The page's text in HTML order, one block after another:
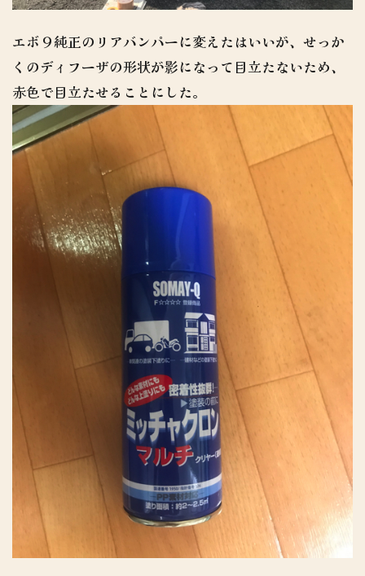
エボ９純正のリアバンパーに変えたはいいが、せっか
くのディフーザの形状が影になって目立たないため、
赤色で目立たせることにした。